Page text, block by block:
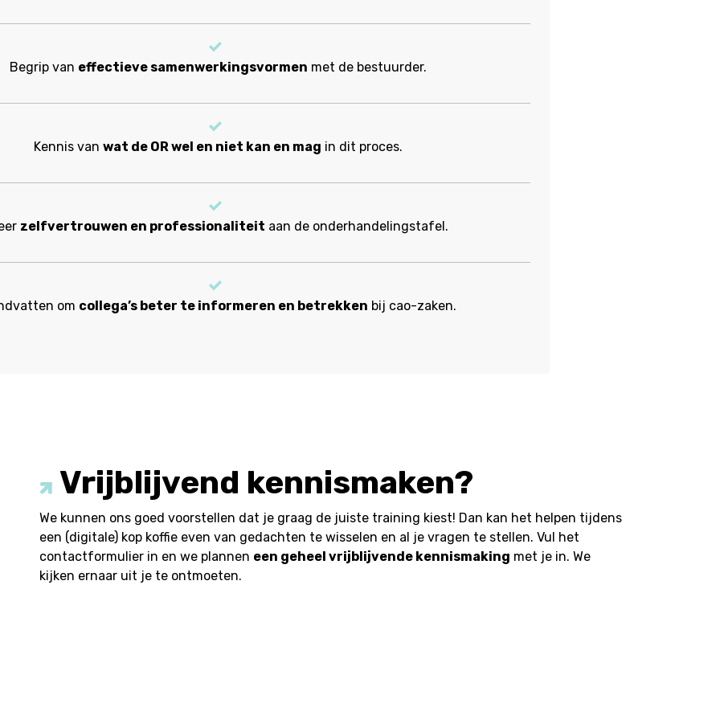
Begrip van effectieve samenwerkingsvormen met de bestuurder.
Kennis van wat de OR wel en niet kan en mag in dit proces.
zelfvertrouwen en professionaliteit aan de onderhandelingstafel.
om collega’s beter te informeren en betrekken bij cao-zaken.
Vrijblijvend kennismaken?
We kunnen ons goed voorstellen dat je graag de juiste training kiest! Dan kan het helpen tijdens
een (digitale) kop koffie even van gedachten te wisselen en al je vragen te stellen. Vul het
contactformulier in en we plannen een geheel vrijblijvende kennismaking met je in. We
kijken ernaar uit je te ontmoeten.